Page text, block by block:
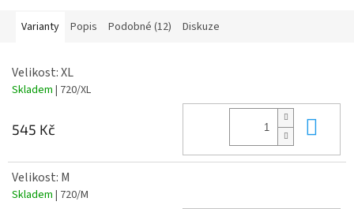
Varianty Popis Podobné (12) Diskuze
Velikost: XL
Skladem | 720/XL
545 Kč
Velikost: M
Skladem | 720/M